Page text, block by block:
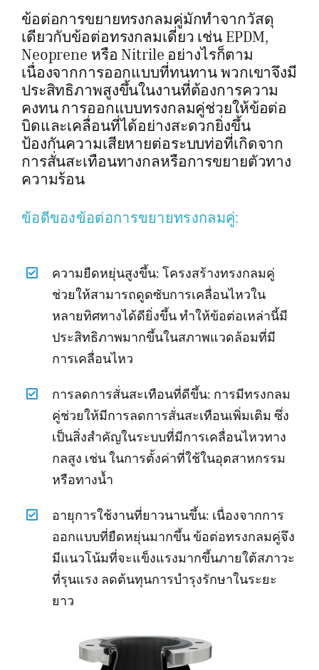
ข้อต่อการขยายทรงกลมคู่มักทำจากวัสดุ
เดียวกับข้อต่อทรงกลมเดี่ยว เช่น EPDM,
Neoprene หรือ Nitrile อย่างไรก็ตาม
เนื่องจากการออกแบบที่ทนทาน พวกเขาจึงมี
ประสิทธิภาพสูงขึ้นในงานที่ต้องการความ
คงทน การออกแบบทรงกลมคู่ช่วยให้ข้อต่อ
บิดและเคลื่อนที่ได้อย่างสะดวกยิ่งขึ้น
ป้องกันความเสียหายต่อระบบท่อที่เกิดจาก
การสั่นสะเทือนทางกลหรือการขยายตัวทาง
ความร้อน
ข้อดีของข้อต่อการขยายทรงกลมคู่:
ความยืดหยุ่นสูงขึ้น: โครงสร้างทรงกลมคู่
ช่วยให้สามารถดูดซับการเคลื่อนไหวใน
หลายทิศทางได้ดียิ่งขึ้น ทำให้ข้อต่อเหล่านี้มี
ประสิทธิภาพมากขึ้นในสภาพแวดล้อมที่มี
การเคลื่อนไหว
การลดการสั่นสะเทือนที่ดีขึ้น: การมีทรงกลม
คู่ช่วยให้มีการลดการสั่นสะเทือนเพิ่มเติม ซึ่ง
เป็นสิ่งสำคัญในระบบที่มีการเคลื่อนไหวทาง
กลสูง เช่น ในการตั้งค่าที่ใช้ในอุตสาหกรรม
หรือทางน้ำ
อายุการใช้งานที่ยาวนานขึ้น: เนื่องจากการ
ออกแบบที่ยืดหยุ่นมากขึ้น ข้อต่อทรงกลมคู่จึง
มีแนวโน้มที่จะแข็งแรงมากขึ้นภายใต้สภาวะ
ที่รุนแรง ลดต้นทุนการบำรุงรักษาในระยะ
ยาว